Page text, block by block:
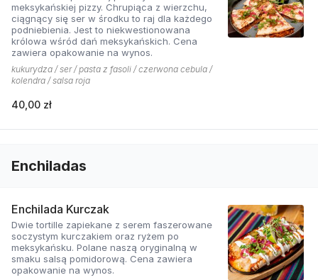
meksykańskiej pizzy. Chrupiąca z wierzchu,
ciągnący się ser w środku to raj dla każdego
podniebienia. Jest to niekwestionowana
królowa wśród dań meksykańskich. Cena
zawiera opakowanie na wynos.
kukurydza / ser / pasta z fasoli / czerwona cebula /
kolendra / salsa roja
40,00 zł
Enchiladas
Enchilada Kurczak
Dwie tortille zapiekane z serem faszerowane
soczystym kurczakiem oraz ryżem po
meksykańsku. Polane naszą oryginalną w
smaku salsą pomidorową. Cena zawiera
opakowanie na wynos.